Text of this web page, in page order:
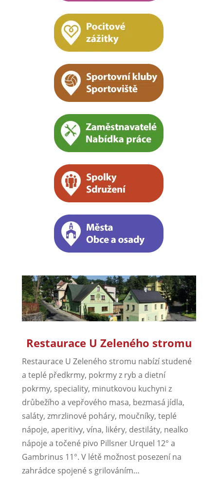
Restaurace U Zeleného stromu
Restaurace U Zeleného stromu nabízí studené
a teplé předkrmy, pokrmy z ryb a dietní
pokrmy, speciality, minutkovou kuchyni z
drůbežího a vepřového masa, bezmasá jídla,
saláty, zmrzlinové poháry, moučníky, teplé
nápoje, aperitivy, vína, likéry, destiláty, nealko
nápoje a točené pivo Pillsner Urquel 12° a
Gambrinus 11°. V létě možnost posezení na
zahrádce spojené s grilováním…